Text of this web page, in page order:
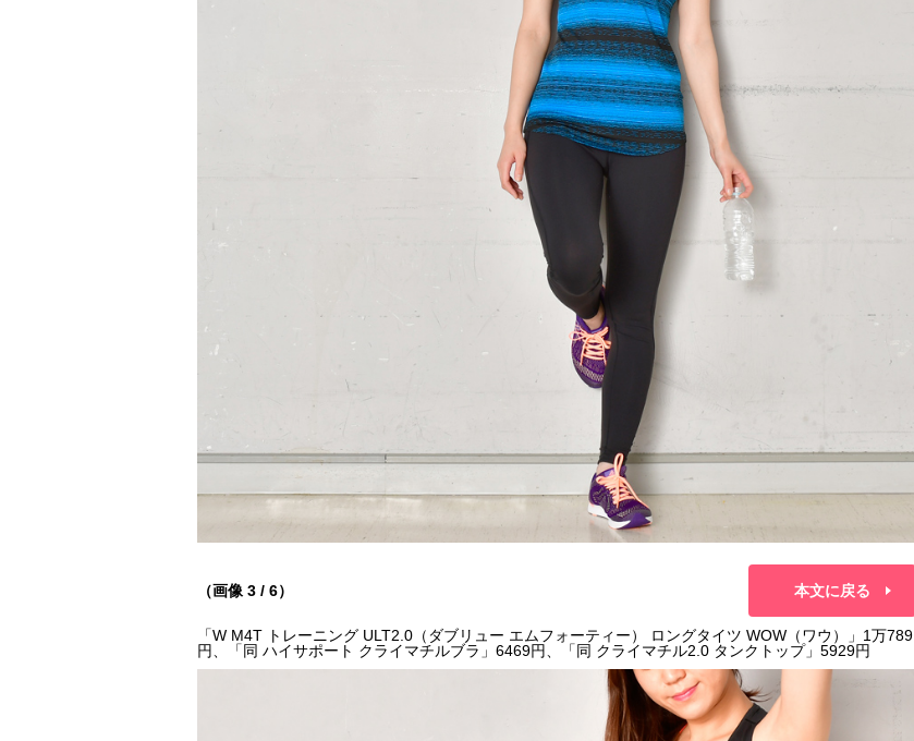
（画像 3 / 6） 本文に戻る
「W M4T トレーニング ULT2.0（ダブリュー エムフォーティー） ロングタイツ WOW（ワウ）」1万789
円、「同 ハイサポート クライマチルブラ」6469円、「同 クライマチル2.0 タンクトップ」5929円